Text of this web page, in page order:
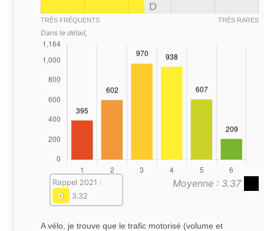
D
TRÈS FRÉQUENTS TRÈS RARES
Dans le détail,
Moyenne : 3.37
Rappel 2021 :
D
3.32
A vélo, je trouve que le trafic motorisé (volume et